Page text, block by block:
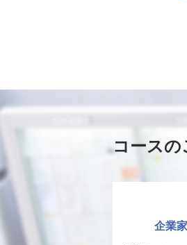
コースの
企業